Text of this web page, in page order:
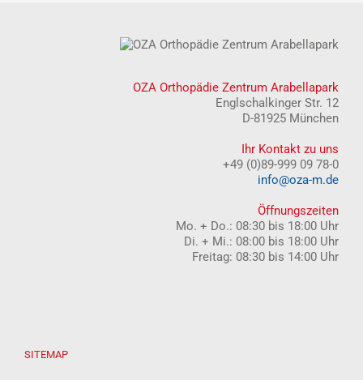
OZA Orthopädie Zentrum Arabellapark
Englschalkinger Str. 12
D-81925 München
Ihr Kontakt zu uns
+49 (0)89-999 09 78-0
info@oza-m.de
Öffnungszeiten
Mo. + Do.: 08:30 bis 18:00 Uhr
Di. + Mi.: 08:00 bis 18:00 Uhr
Freitag: 08:30 bis 14:00 Uhr
SITEMAP